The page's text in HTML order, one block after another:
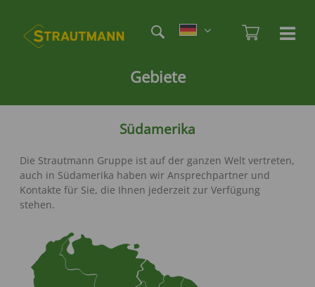
Inhalt
Gebiete
Südamerika
Die Strautmann Gruppe ist auf der ganzen Welt vertreten,
auch in Südamerika haben wir Ansprechpartner und
Kontakte für Sie, die Ihnen jederzeit zur Verfügung
stehen.